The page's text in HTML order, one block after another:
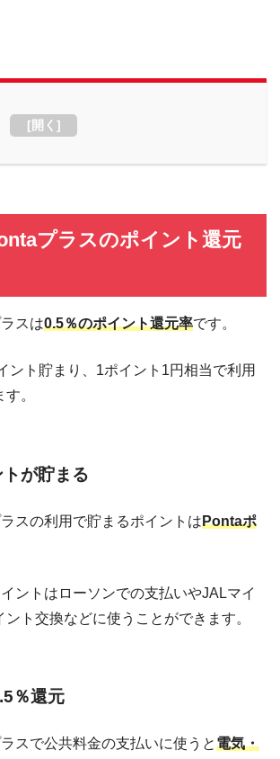
[開く ]
プラスのポイント還元
スは0.5％のポイント還元率です。
ント貯まり、1ポイント1円相当で利用
。
が貯まる
スの利用で貯まるポイントはPontaポ
ントはローソンでの支払いやJALマイ
ント交換などに使うことができます。
％還元
スで公共料金の支払いに使うと電気・